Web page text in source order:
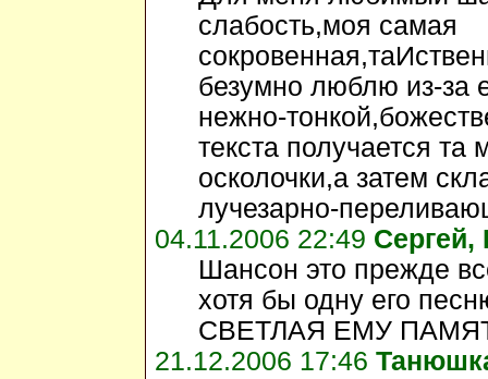
слабость,моя самая
безумно люблю из-за
нежно-
текста получается
осколочки,а затем
лучезарно-
04.11.2006 22:49 Сергей,
Шансон это прежде
хотя бы одну его
СВЕТЛАЯ ЕМУ
21.12.2006 17:46